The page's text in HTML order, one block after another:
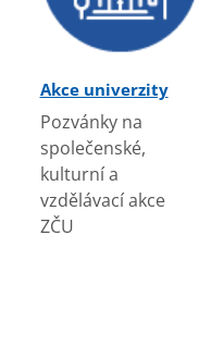
Akce univerzity
Pozvánky na
společenské,
kulturní a
vzdělávací akce
ZČU